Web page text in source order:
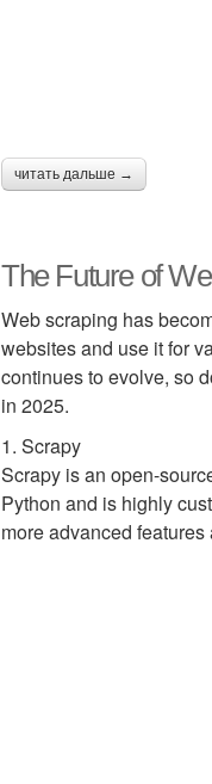
читать дальше →
The Future of
Web scraping has
websites and use it for
continues to evolve, so
in 2025.
1. Scrapy
Scrapy is an open-
Python and is highly
more advanced